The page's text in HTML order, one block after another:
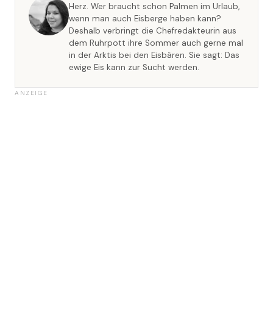
Herz. Wer braucht schon Palmen im Urlaub,
wenn man auch Eisberge haben kann?
Deshalb verbringt die Chefredakteurin aus
dem Ruhrpott ihre Sommer auch gerne mal
in der Arktis bei den Eisbären. Sie sagt: Das
ewige Eis kann zur Sucht werden.
ANZEIGE